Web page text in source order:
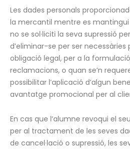
Les dades personals
la mercantil mentre es
no se sol·liciti la seva supressió
d’eliminar-se per ser
obligació legal, per a la
reclamacions, o quan se’n
possibilitar l’aplicació d’algun
avantatge promocional per al
En cas que l’alumne revoqui el
per al tractament de les seves
de cancel·lació o supressió, les